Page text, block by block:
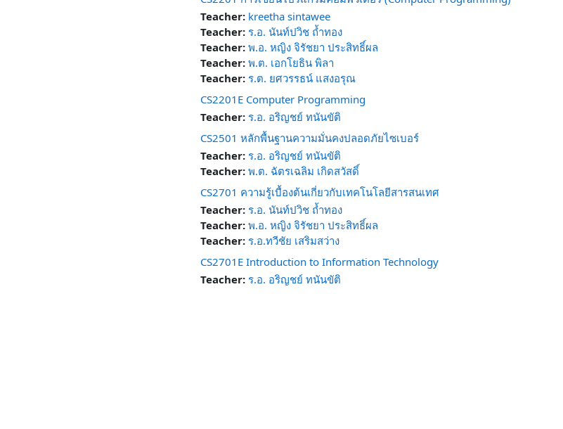
Teacher: kreetha sintawee
Teacher: ร.อ. นันท์ปวิช ถ้ำทอง
Teacher: พ.อ. หญิง จิรัชยา ประสิทธิ์ผล
Teacher: พ.ต. เอกโยธิน พิลา
Teacher: ร.ต. ยศวรรธน์ แสงอรุณ
CS2201E Computer Programming
Teacher: ร.อ. อริญชย์ ทนันขัติ
CS2501 หลักพื้นฐานความมั่นคงปลอดภัยไซเบอร์
Teacher: ร.อ. อริญชย์ ทนันขัติ
Teacher: พ.ต. ฉัตรเฉลิม เกิดสวัสดิ์
CS2701 ความรู้เบื้องต้นเกี่ยวกับเทคโนโลยีสารสนเทศ
Teacher: ร.อ. นันท์ปวิช ถ้ำทอง
Teacher: พ.อ. หญิง จิรัชยา ประสิทธิ์ผล
Teacher: ร.อ.ทวีชัย เสริมสว่าง
CS2701E Introduction to Information Technology
Teacher: ร.อ. อริญชย์ ทนันขัติ